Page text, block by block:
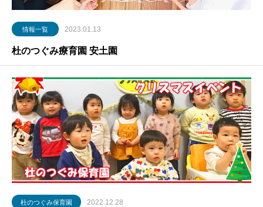
情報一覧 2023.01.13
杜のつぐみ療育園 安土園
杜のつぐみ保育園 2022.12.28